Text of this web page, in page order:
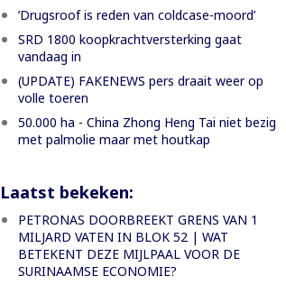
’Drugsroof is reden van coldcase-moord’
SRD 1800 koopkrachtversterking gaat
vandaag in
(UPDATE) FAKENEWS pers draait weer op
volle toeren
50.000 ha - China Zhong Heng Tai niet bezig
met palmolie maar met houtkap
Laatst bekeken:
PETRONAS DOORBREEKT GRENS VAN 1
MILJARD VATEN IN BLOK 52 | WAT
BETEKENT DEZE MIJLPAAL VOOR DE
SURINAAMSE ECONOMIE?